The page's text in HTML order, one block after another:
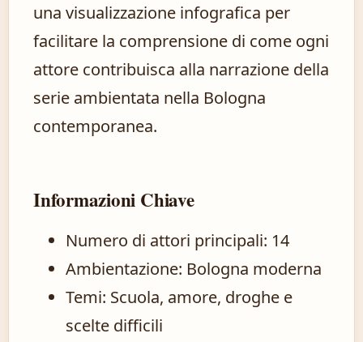
una visualizzazione infografica per
facilitare la comprensione di come ogni
attore contribuisca alla narrazione della
serie ambientata nella Bologna
contemporanea.
Informazioni Chiave
Numero di attori principali: 14
Ambientazione: Bologna moderna
Temi: Scuola, amore, droghe e
scelte difficili